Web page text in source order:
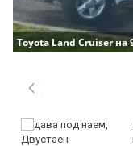
Toyota Land Cruiser на